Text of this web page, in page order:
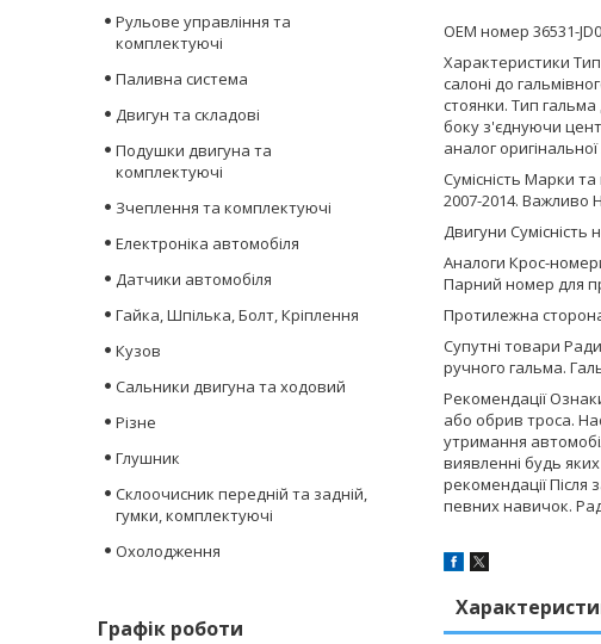
ОЕМ номер 36531-
Характеристики
салоні до
стоянки. Тип
боку з'єднуючи
аналог
Сумісність Марки
2007-2014. Важливо
Двигуни Сумісність
Аналоги Крос-
Парний номер для
Протилежна
Супутні товари
ручного гальма.
Рекомендації
або обрив троса.
утримання
виявленні будь
рекомендації
певних навичок.
Рульове управління та
комплектуючі
Паливна система
Двигун та складові
Подушки двигуна та
комплектуючі
Зчеплення та комплектуючі
Електроніка автомобіля
Датчики автомобіля
Гайка, Шпілька, Болт, Кріплення
Кузов
Сальники двигуна та ходовий
Різне
Глушник
Склоочисник передній та задній,
гумки, комплектуючі
Охолодження
Графік роботи